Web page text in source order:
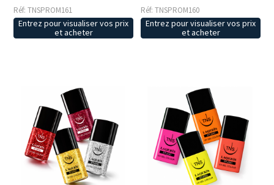
Réf: TNSPROM161
Entrez pour visualiser vos prix
et acheter
Réf: TNSPROM160
Entrez pour visualiser vos prix
et acheter